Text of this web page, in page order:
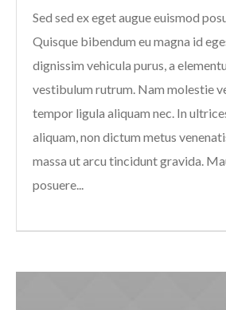
Sed sed ex eget augue euismod
Quisque bibendum eu magna id
dignissim vehicula purus, a
vestibulum rutrum. Nam molestie
tempor ligula aliquam nec. In
aliquam, non dictum metus
massa ut arcu tincidunt gravida.
posuere...